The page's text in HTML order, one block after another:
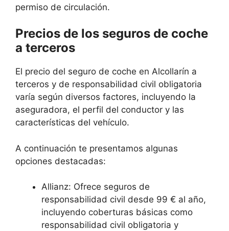
permiso de circulación.
Precios de los seguros de coche
a terceros
El precio del seguro de coche en Alcollarín a
terceros y de responsabilidad civil obligatoria
varía según diversos factores, incluyendo la
aseguradora, el perfil del conductor y las
características del vehículo.
A continuación te presentamos algunas
opciones destacadas:
Allianz: Ofrece seguros de
responsabilidad civil desde 99 € al año,
incluyendo coberturas básicas como
responsabilidad civil obligatoria y